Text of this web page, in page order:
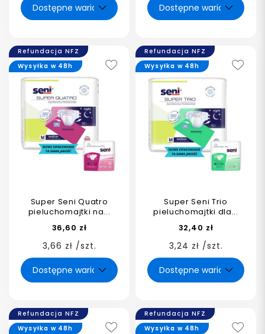
Refundacja NFZ
Super Seni Quatro
pieluchomajtki na...
36,60 zł
3,66 zł /szt.
Wysyłka w 48h
Refundacja NFZ
Super Seni Trio
pieluchomajtki dla...
32,40 zł
3,24 zł /szt.
Wysyłka w 48h
Refundacja NFZ
Wysyłka w 48h
Refundacja NFZ
Wysyłka w 48h